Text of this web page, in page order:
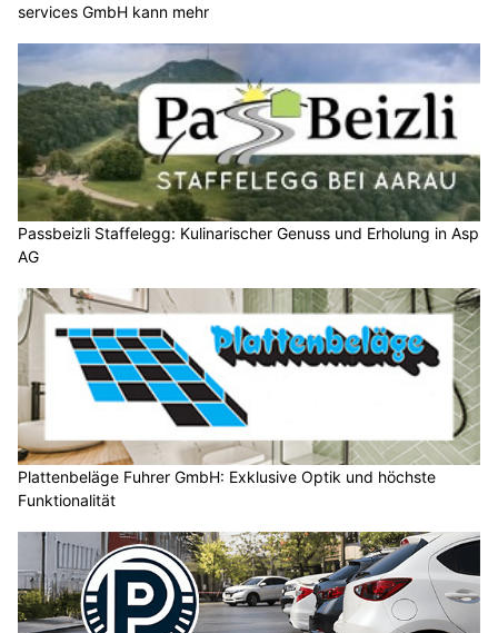
services GmbH kann mehr
Passbeizli Staffelegg: Kulinarischer Genuss und Erholung in Asp
AG
Plattenbeläge Fuhrer GmbH: Exklusive Optik und höchste
Funktionalität